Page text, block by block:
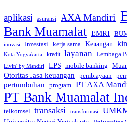
aplikasi asuransi AXA Mandiri
Bank Muamalat BMRI
inovasi Investasi kerja sama Keuangan
Kota Yogyakarta kredit layanan Lembaga
Livin' by Mandiri
LPS mobile banking
Otoritas Jasa keuangan pembiayaan
pertumbuhan program PT AXA
PT Bank Muamalat
telkomsel transaksi transformasi